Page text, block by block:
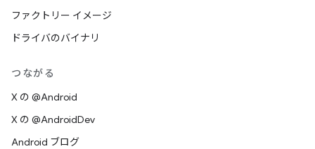
ファクトリー イメージ
ドライバのバイナリ
つながる
X の @Android
X の @AndroidDev
Android ブログ